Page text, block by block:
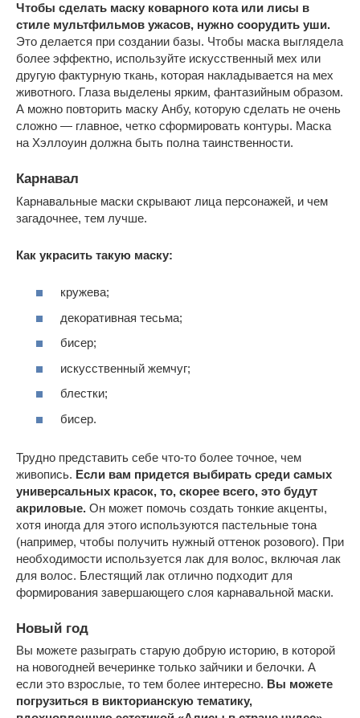
Чтобы сделать маску коварного кота или лисы в
стиле мультфильмов ужасов, нужно соорудить уши.
Это делается при создании базы. Чтобы маска выглядела
более эффектно, используйте искусственный мех или
другую фактурную ткань, которая накладывается на мех
животного. Глаза выделены ярким, фантазийным образом.
А можно повторить маску Анбу, которую сделать не очень
сложно — главное, четко сформировать контуры. Маска
на Хэллоуин должна быть полна таинственности.
Карнавал
Карнавальные маски скрывают лица персонажей, и чем
загадочнее, тем лучше.
Как украсить такую маску:
кружева;
декоративная тесьма;
бисер;
искусственный жемчуг;
блестки;
бисер.
Трудно представить себе что-то более точное, чем
живопись. Если вам придется выбирать среди самых
универсальных красок, то, скорее всего, это будут
акриловые. Он может помочь создать тонкие акценты,
хотя иногда для этого используются пастельные тона
(например, чтобы получить нужный оттенок розового). При
необходимости используется лак для волос, включая лак
для волос. Блестящий лак отлично подходит для
формирования завершающего слоя карнавальной маски.
Новый год
Вы можете разыграть старую добрую историю, в которой
на новогодней вечеринке только зайчики и белочки. А
если это взрослые, то тем более интересно. Вы можете
погрузиться в викторианскую тематику,